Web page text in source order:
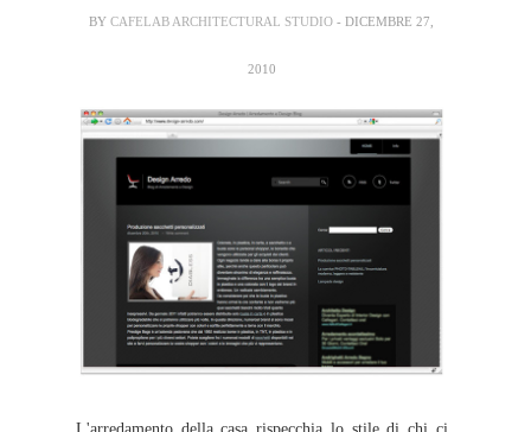
BYCAFELAB ARCHITECTURAL STUDIO- DICEMBRE 27,
2010